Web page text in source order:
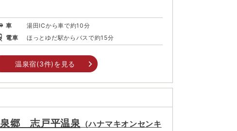
ギーを蓄えた後は、歴史ある温泉でゆっくり疲れを癒し
車
湯田ICから車で約10分
電車
ほっとゆだ駅からバスで約15分
温泉宿(3件)を見る
郷 志戸平温泉 （ハナマキオンセンキ